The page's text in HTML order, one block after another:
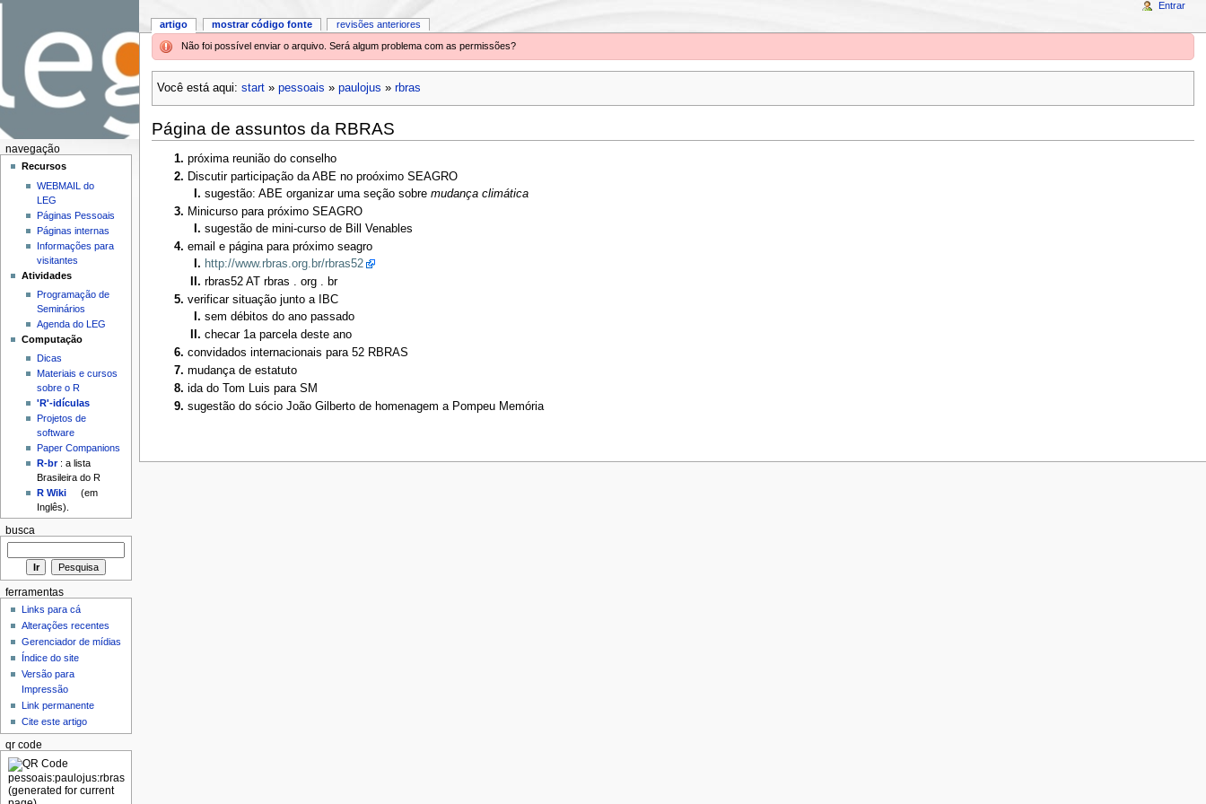
Não foi possível enviar o arquivo. Será algum problema com as permissões?
Você está aqui: start» pessoais » paulojus » rbras
Página de assuntos da RBRAS
próxima reunião do conselho
Discutir participação da ABE no proóximo SEAGRO
sugestão: ABE organizar uma seção sobremudança climática
Minicurso para próximo SEAGRO
sugestão de mini-curso de Bill Venables
email e página para próximo seagro
http://www.rbras.org.br/rbras52
rbras52 AT rbras . org . br
verificar situação junto a IBC
sem débitos do ano passado
checar 1a parcela deste ano
convidados internacionais para 52 RBRAS
mudança de estatuto
ida do Tom Luis para SM
sugestão do sócio João Gilberto de homenagem a Pompeu Memória
artigo mostrar código fonte revisões anteriores
Entrar
navegação
Recursos
WEBMAIL do
LEG
Páginas Pessoais
Páginas internas
Informações para
visitantes
Atividades
Programação de
Seminários
Agenda do LEG
Computação
Dicas
Materiais e cursos
sobre o R
'R'-idículas
Projetos de
software
Paper Companions
R-br: a lista
Brasileira do R
R Wiki
(em
Inglês).
busca
ferramentas
Links para cá
Alterações recentes
Gerenciador de mídias
Índice do site
Versão para
Impressão
Link permanente
Cite este artigo
qr code